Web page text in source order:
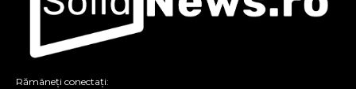
Rămâneți conectați: